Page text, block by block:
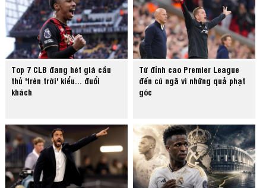
Top 7 CLB đang hét giá cầu
thủ 'trên trời' kiểu... đuổi
khách
Từ đỉnh cao Premier League
đến cú ngã vì những quả phạt
góc